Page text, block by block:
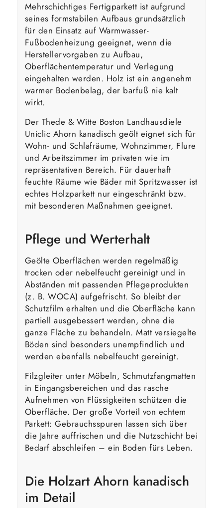
Mehrschichtiges Fertigparkett ist aufgrund
seines formstabilen Aufbaus grundsätzlich
für den Einsatz auf Warmwasser-
Fußbodenheizung geeignet, wenn die
Herstellervorgaben zu Aufbau,
Oberflächentemperatur und Verlegung
eingehalten werden. Holz ist ein angenehm
warmer Bodenbelag, der barfuß nie kalt
wirkt.
Der Thede & Witte Boston Landhausdiele
Uniclic Ahorn kanadisch geölt eignet sich für
Wohn- und Schlafräume, Wohnzimmer, Flure
und Arbeitszimmer im privaten wie im
repräsentativen Bereich. Für dauerhaft
feuchte Räume wie Bäder mit Spritzwasser ist
echtes Holzparkett nur eingeschränkt bzw.
mit besonderen Maßnahmen geeignet.
Pflege und Werterhalt
Geölte Oberflächen werden regelmäßig
trocken oder nebelfeucht gereinigt und in
Abständen mit passenden Pflegeprodukten
(z. B. WOCA) aufgefrischt. So bleibt der
Schutzfilm erhalten und die Oberfläche kann
partiell ausgebessert werden, ohne die
ganze Fläche zu behandeln. Matt versiegelte
Böden sind besonders unempfindlich und
werden ebenfalls nebelfeucht gereinigt.
Filzgleiter unter Möbeln, Schmutzfangmatten
in Eingangsbereichen und das rasche
Aufnehmen von Flüssigkeiten schützen die
Oberfläche. Der große Vorteil von echtem
Parkett: Gebrauchsspuren lassen sich über
die Jahre auffrischen und die Nutzschicht bei
Bedarf abschleifen – ein Boden fürs Leben.
Die Holzart Ahorn kanadisch
im Detail